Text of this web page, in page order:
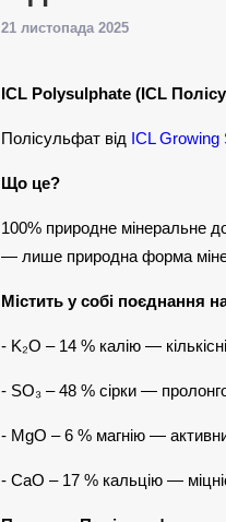
21 листопада 2025
ICL Polysulphate (ICL
Полісульфат від ICL Growing
Що це?
100% природне мінеральне
— лише природна форма
Містить у собі поєднання
- K₂O – 14 % калію —
- SO₃ – 48 % сірки —
- MgO – 6 % магнію —
- CaO – 17 % кальцію —